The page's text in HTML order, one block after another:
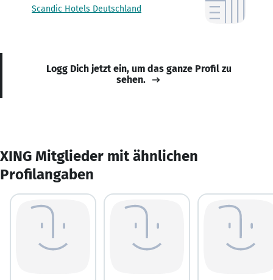
Scandic Hotels Deutschland
Logg Dich jetzt ein, um das ganze Profil zu
sehen.
XING Mitglieder mit ähnlichen
Profilangaben